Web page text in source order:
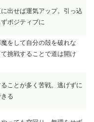
出せば運気アップ。引っ込
ポジティブに
をして自分の殻を破れな
挑戦することで道は開け
ことが多く苦戦。逃げずに
る